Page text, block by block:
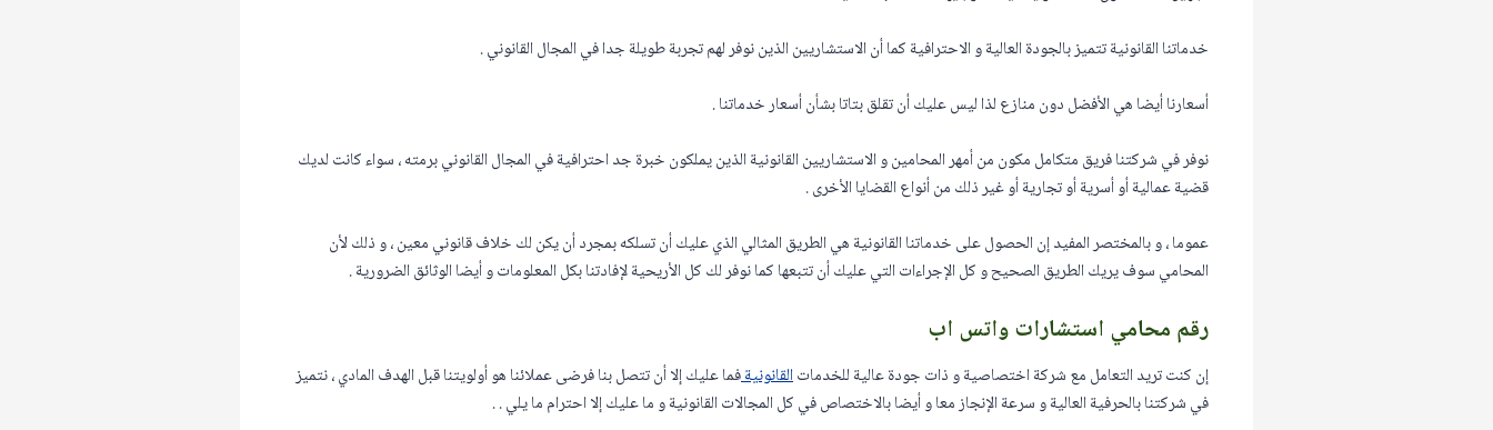
خدماتنا القانونية تتميز بالجودة العالية و الاحترافية كما أن الاستشاريين الذين نوفر لهم تجربة طويلة جدا في المجال القانوني .
أسعارنا أيضا هي الأفضل دون منازع لذا ليس عليك أن تقلق بتاتا بشأن أسعار خدماتنا .
نوفر في شركتنا فريق متكامل مكون من أمهر المحامين و الاستشاريين القانونية الذين يملكون خبرة جد احترافية في المجال القانوني برمته ، سواء كانت لديك
قضية عمالية أو أسرية أو تجارية أو غير ذلك من أنواع القضايا الأخرى .
عموما ، و بالمختصر المفيد إن الحصول على خدماتنا القانونية هي الطريق المثالي الذي عليك أن تسلكه بمجرد أن يكن لك خلاف قانوني معين ، و ذلك لأن
المحامي سوف يريك الطريق الصحيح و كل الإجراءات التي عليك أن تتبعها كما نوفر لك كل الأريحية لإفادتنا بكل المعلومات و أيضا الوثائق الضرورية .
رقم محامي استشارات واتس اب
إن كنت تريد التعامل مع شركة اختصاصية و ذات جودة عالية للخدماتالقانونيةفما عليك إلا أن تتصل بنا فرضى عملائنا هو أولويتنا قبل الهدف المادي ، نتميز
في شركتنا بالحرفية العالية و سرعة الإنجاز معا و أيضا بالاختصاص في كل المجالات القانونية و ما عليك إلا احترام ما يلي . .